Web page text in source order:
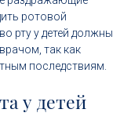
ротовой
рту у детей должны
так как
последствиям.
у детей